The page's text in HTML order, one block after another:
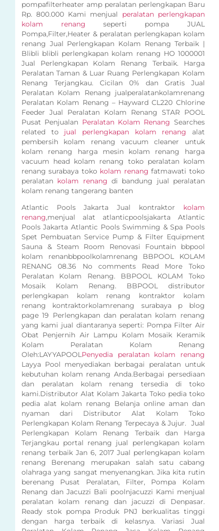
pompafilterheater amp peralatan perlengkapan Baru
Rp. 800.000 Kami menjual peralatan perlengkapan
kolam renang seperti pompa JUAL
Pompa,Filter,Heater & peralatan perlengkapan kolam
renang Jual Perlengkapan Kolam Renang Terbaik |
Blibli blibli perlengkapan kolam renang HO 1000001
Jual Perlengkapan Kolam Renang Terbaik. Harga
Peralatan Taman & Luar Ruang Perlengkapan Kolam
Renang Terjangkau. Cicilan 0% dan Gratis Jual
Peralatan Kolam Renang jualperalatankolamrenang
Peralatan Kolam Renang – Hayward CL220 Chlorine
Feeder Jual Peralatan Kolam Renang STAR POOL
Pusat Penjualan Peralatan Kolam Renang Searches
related to jual perlengkapan kolam renang alat
pembersih kolam renang vacuum cleaner untuk
kolam renang harga mesin kolam renang harga
vacuum head kolam renang toko peralatan kolam
renang surabaya toko kolam renang fatmawati toko
peralatan kolam renang di bandung jual peralatan
kolam renang tangerang banten
Atlantic Pools Jakarta Jual kontraktor kolam
renang,menjual alat atlanticpoolsjakarta Atlantic
Pools Jakarta Atlantic Pools Swimming & Spa Pools
Spet Pembuatan Service Pump & Filter Equipment
Sauna & Steam Room Renovasi Fountain bbpool
kolam renanbbpoolkolamrenang BBPOOL KOLAM
RENANG 08.36 No comments Read More Toko
Peralatan Kolam Renang. BBPOOL KOLAM Toko
Mosaik Kolam Renang. BBPOOL distributor
perlengkapan kolam renang kontraktor kolam
renang kontraktorkolamrenang surabaya p blog
page 19 Perlengkapan dan peralatan kolam renang
yang kami jual diantaranya seperti: Pompa Filter Air
Obat Penjernih Air Lampu Kolam Mosaik Keramik
Kolam Peralatan Kolam Renang
Oleh:LAYYAPOOLPenyedia peralatan kolam renang
Layya Pool menyediakan berbagai peralatan untuk
kebutuhan kolam renang Anda.Berbagai persediaan
dan peralatan kolam renang tersedia di toko
kami.Distributor Alat Kolam Jakarta Toko pedia toko
pedia alat kolam renang Belanja online aman dan
nyaman dari Distributor Alat Kolam Toko
Perlengkapan Kolam Renang Terpecaya & Jujur. Jual
Perlengkapan Kolam Renang Terbaik dan Harga
Terjangkau portal renang jual perlengkapan kolam
renang terbaik Jan 6, 2017 Jual perlengkapan kolam
renang Berenang merupakan salah satu cabang
olahraga yang sangat menyenangkan. Jika kita rutin
berenang Pusat Peralatan, Filter, Pompa Kolam
Renang dan Jacuzzi Bali poolnjacuzzi Kami menjual
peralatan kolam renang dan jacuzzi di Denpasar.
Ready stok pompa Produk PNJ berkualitas tinggi
dengan harga terbaik di kelasnya. Variasi Jual